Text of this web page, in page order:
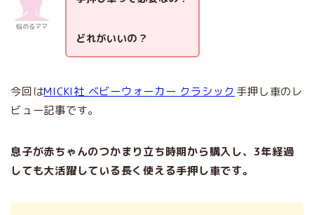
悩めるママ
どれがいいの？
今回はMICKI社 ベビーウォーカー クラシック 手押し車のレ
ビュー記事です。
息子が赤ちゃんのつかまり立ち時期から購入し、3年経過
しても大活躍している長く使える手押し車です。